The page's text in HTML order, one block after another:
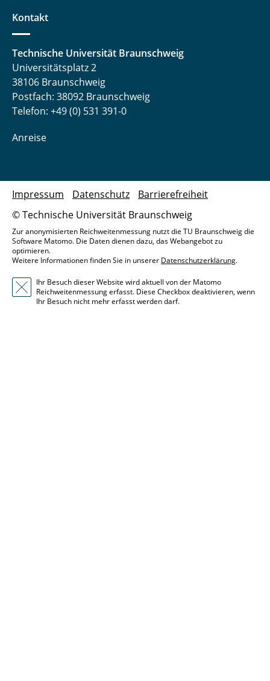
Kontakt
Technische Universität Braunschweig
Universitätsplatz 2
38106 Braunschweig
Postfach: 38092 Braunschweig
Telefon: +49 (0) 531 391-0
Anreise
© Technische Universität Braunschweig
Impressum Datenschutz Barrierefreiheit
Zur anonymisierten Reichweitenmessung nutzt die TU Braunschweig die
Software Matomo. Die Daten dienen dazu, das Webangebot zu
optimieren.
Weitere Informationen finden Sie in unserer Datenschutzerklärung.
Ihr Besuch dieser Website wird aktuell von der Matomo
Reichweitenmessung erfasst. Diese Checkbox deaktivieren, wenn
Ihr Besuch nicht mehr erfasst werden darf.